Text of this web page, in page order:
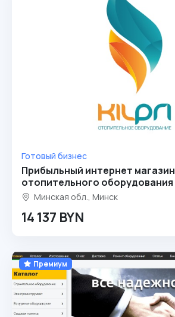
Готовый бизнес
Прибыльный интернет магазин
отопительного оборудования
Минская обл., Минск
14 137 BYN
Премиум